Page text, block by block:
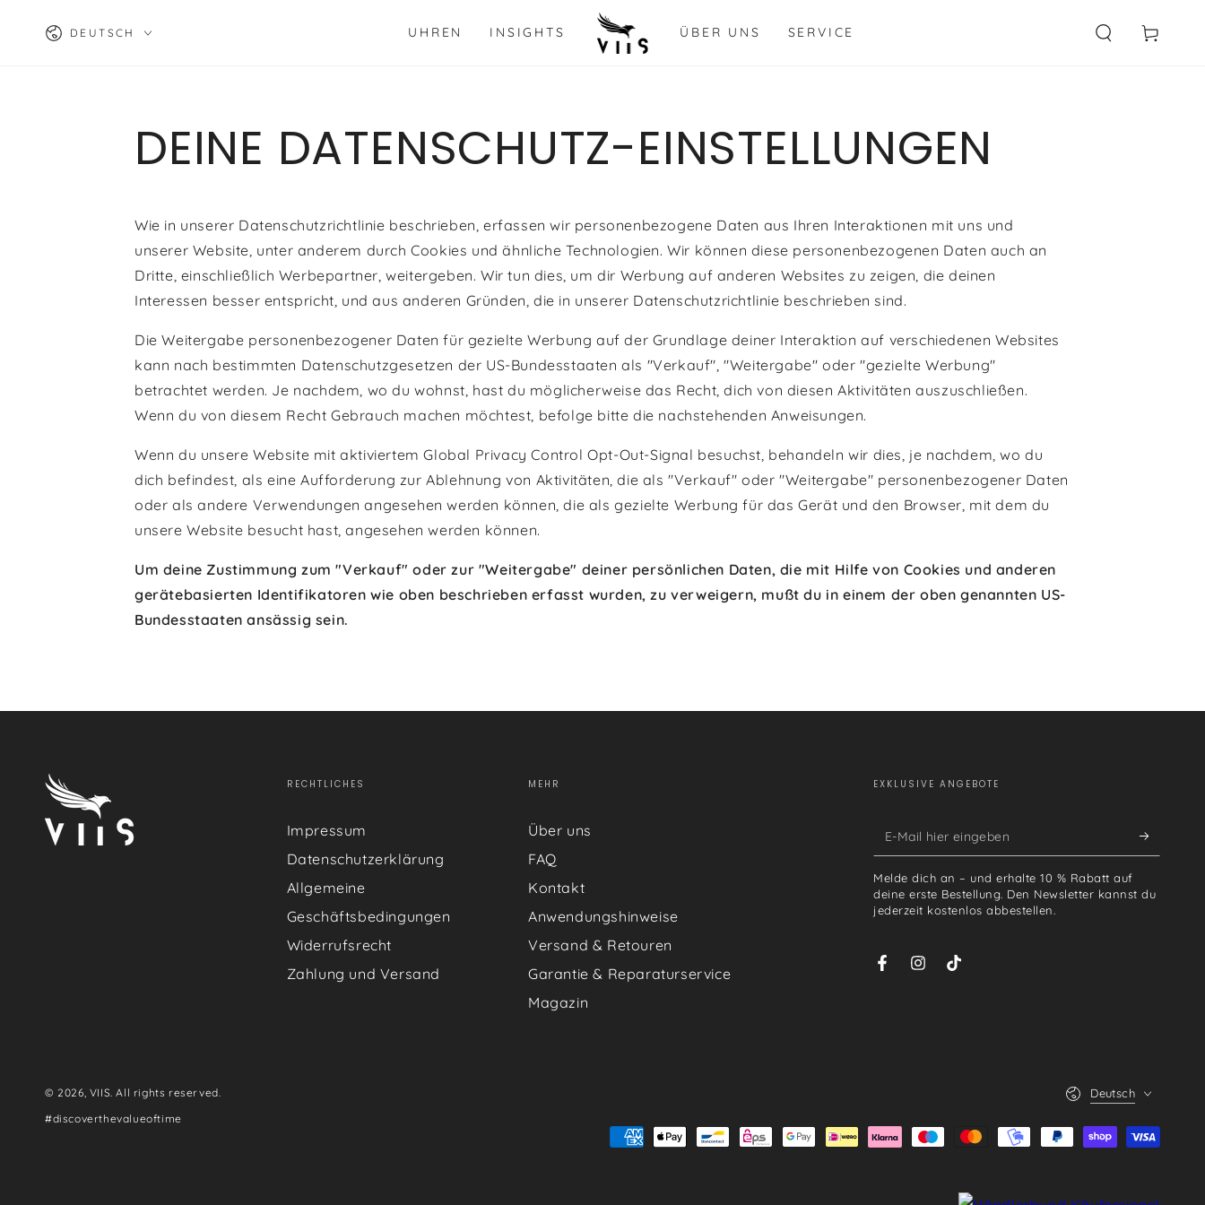
SPRINGEN
Sprache
DEUTSCH UHREN INSIGHTS ÜBER UNS SERVICE Warenkorb
DEINE DATENSCHUTZ-EINSTELLUNGEN
Wie in unserer Datenschutzrichtlinie beschrieben, erfassen wir personenbezogene Daten aus Ihren Interaktionen mit uns und
unserer Website, unter anderem durch Cookies und ähnliche Technologien. Wir können diese personenbezogenen Daten auch an
Dritte, einschließlich Werbepartner, weitergeben. Wir tun dies, um dir Werbung auf anderen Websites zu zeigen, die deinen
Interessen besser entspricht, und aus anderen Gründen, die in unserer Datenschutzrichtlinie beschrieben sind.
Die Weitergabe personenbezogener Daten für gezielte Werbung auf der Grundlage deiner Interaktion auf verschiedenen Websites
kann nach bestimmten Datenschutzgesetzen der US-Bundesstaaten als "Verkauf", "Weitergabe" oder "gezielte Werbung"
betrachtet werden. Je nachdem, wo du wohnst, hast du möglicherweise das Recht, dich von diesen Aktivitäten auszuschließen.
Wenn du von diesem Recht Gebrauch machen möchtest, befolge bitte die nachstehenden Anweisungen.
Wenn du unsere Website mit aktiviertem Global Privacy Control Opt-Out-Signal besuchst, behandeln wir dies, je nachdem, wo du
dich befindest, als eine Aufforderung zur Ablehnung von Aktivitäten, die als "Verkauf" oder "Weitergabe" personenbezogener Daten
oder als andere Verwendungen angesehen werden können, die als gezielte Werbung für das Gerät und den Browser, mit dem du
unsere Website besucht hast, angesehen werden können.
Um deine Zustimmung zum "Verkauf" oder zur "Weitergabe" deiner persönlichen Daten, die mit Hilfe von Cookies und anderen
gerätebasierten Identifikatoren wie oben beschrieben erfasst wurden, zu verweigern, mußt du in einem der oben genannten US-
Bundesstaaten ansässig sein.
RECHTLICHES
Impressum
Datenschutzerklärung
Allgemeine
Geschäftsbedingungen
Widerrufsrecht
Zahlung und Versand
MEHR
Über uns
FAQ
Kontakt
Anwendungshinweise
Versand & Retouren
Garantie & Reparaturservice
Magazin
EXKLUSIVE ANGEBOTE
E-
Mail
hier
eingeben
Melde dich an – und erhalte 10 % Rabatt auf
deine erste Bestellung. Den Newsletter kannst du
jederzeit kostenlos abbestellen.
FacebookInstagram
TikTok
© 2026, VIIS. All rights reserved.
#discoverthevalueoftime
Deutsch
Zahlungsmöglichkeiten